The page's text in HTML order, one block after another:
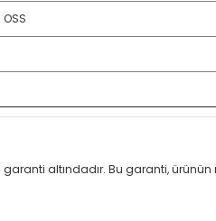
garanti altındadır. Bu garanti,